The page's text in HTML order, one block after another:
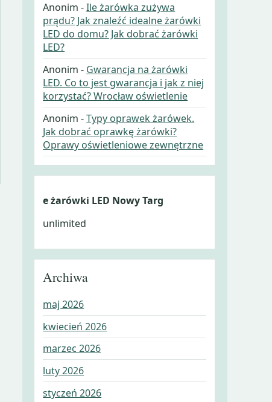
Anonim -Ile żarówka zużywa
prądu? Jak znaleźć idealne żarówki
LED do domu? Jak dobrać żarówki
LED?
Anonim - Gwarancja na żarówki
LED. Co to jest gwarancja i jak z niej
korzystać? Wrocław oświetlenie
Anonim -Typy oprawek żarówek.
Jak dobrać oprawkę żarówki?
Oprawy oświetleniowe zewnętrzne
e żarówki LED Nowy Targ
unlimited
Archiwa
maj 2026
kwiecień 2026
marzec 2026
luty 2026
styczeń 2026